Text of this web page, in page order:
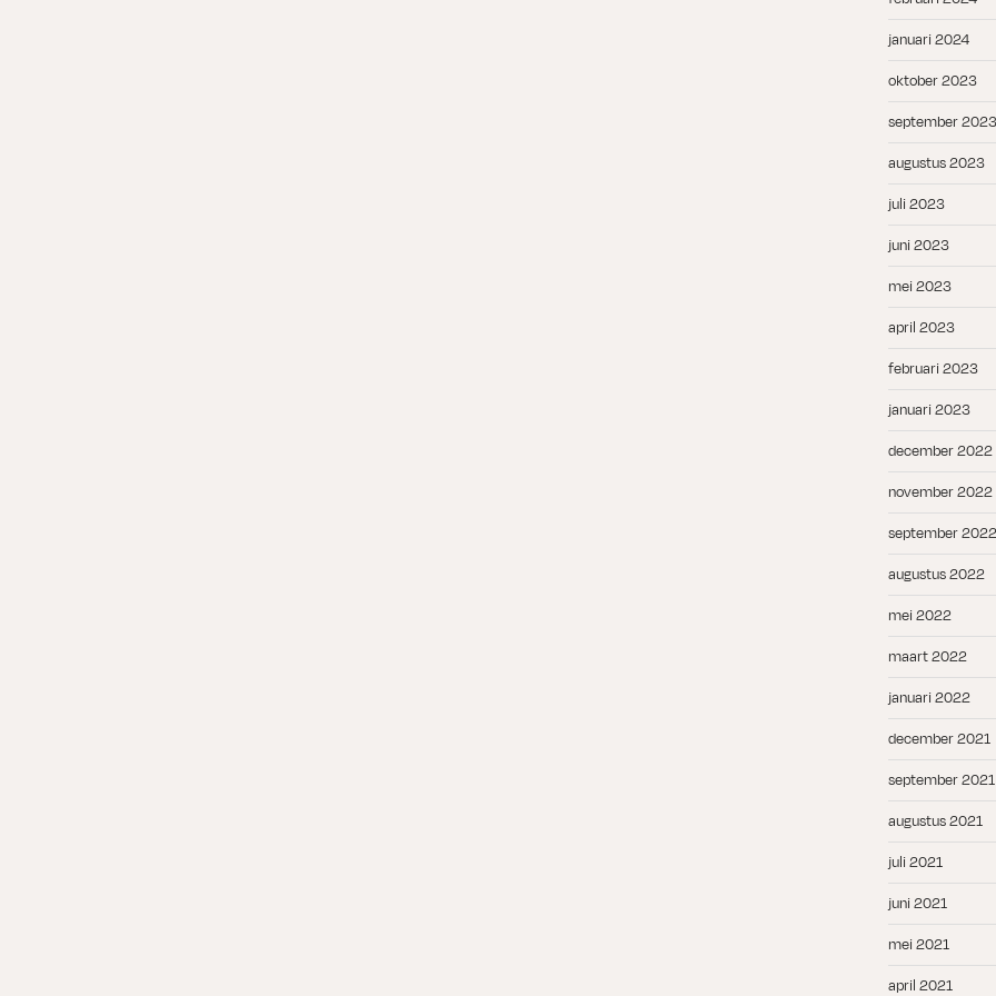
januari 2024
oktober 2023
september 2023
augustus 2023
juli 2023
juni 2023
mei 2023
april 2023
februari 2023
januari 2023
december 2022
november 2022
september 2022
augustus 2022
mei 2022
maart 2022
januari 2022
december 2021
september 2021
augustus 2021
juli 2021
juni 2021
mei 2021
april 2021